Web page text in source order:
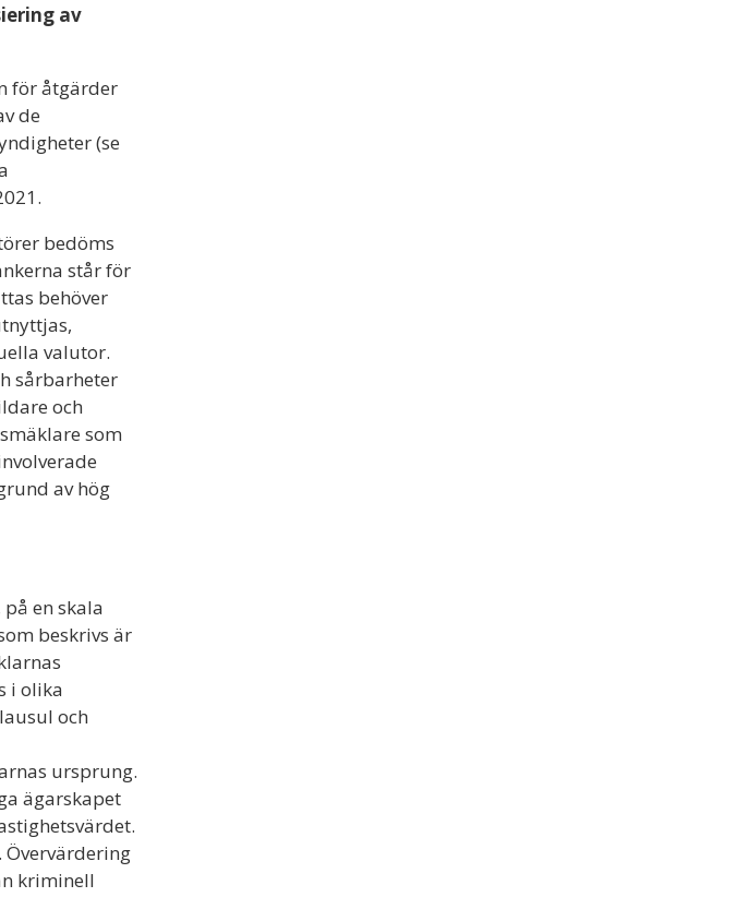
av
för åtgärder
de
(se
bedöms
står för
behöver
valutor.
sårbarheter
och
som
av hög
en skala
beskrivs är
i olika
och
ursprung.
ägarskapet
Övervärdering
kriminell